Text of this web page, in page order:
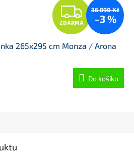
Z
D
A
R
ZDARMA
36 890 Kč
–3 %
265x295 cm Monza / Arona
Do košíku